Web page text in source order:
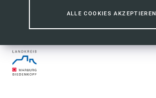
ALLE COOKIES AKZEPTIEREN